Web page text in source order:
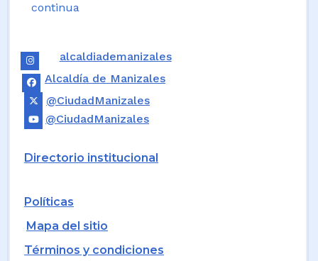
continua
alcaldiademanizales
Alcaldía de Manizales
@CiudadManizales
@CiudadManizales
Directorio institucional
Políticas
Mapa del sitio
Términos y condiciones